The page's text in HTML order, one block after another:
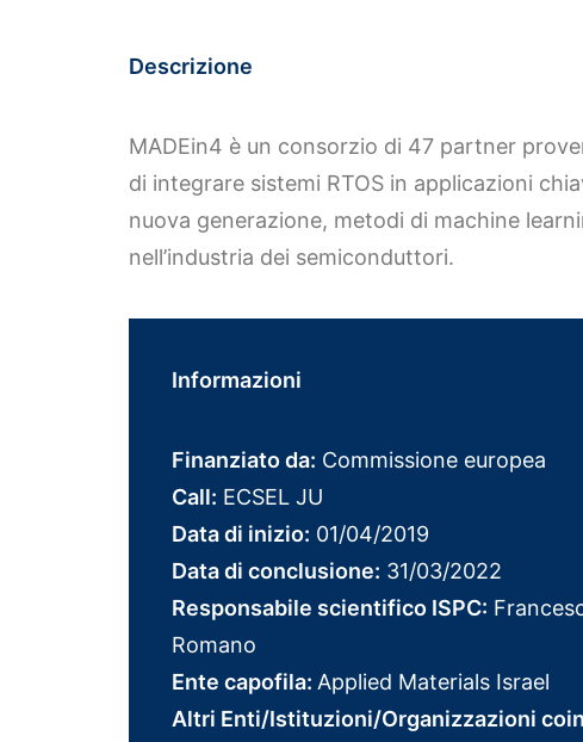
Descrizione
MADEin4 è un consorzio di 47 partner
di integrare sistemi RTOS in applicazioni
nuova generazione, metodi di machine
nell’industria dei semiconduttori.
Informazioni
Finanziato da: Commissione europea
Call: ECSEL JU
Data di inizio: 01/04/2019
Data di conclusione: 31/03/2022
Responsabile scientifico ISPC:
Romano
Ente capofila: Applied Materials Israel
Altri Enti/Istituzioni/Organizzazioni